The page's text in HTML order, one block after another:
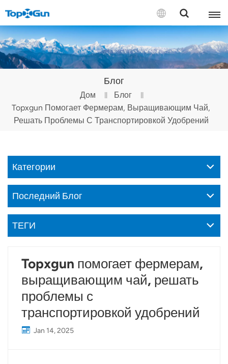
СВЯЗАТЬСЯ С НАМИ
English
Русский
Português(Brasil)
Türkçe
Tiếng Việt
Блог
Дом
Блог
Topxgun Помогает Фермерам, Выращивающим Чай,
Решать Проблемы С Транспортировкой Удобрений
Категории
Последний Блог
ТЕГИ
Topxgun помогает фермерам,
выращивающим чай, решать
проблемы с
транспортировкой удобрений
Jan 14, 2025